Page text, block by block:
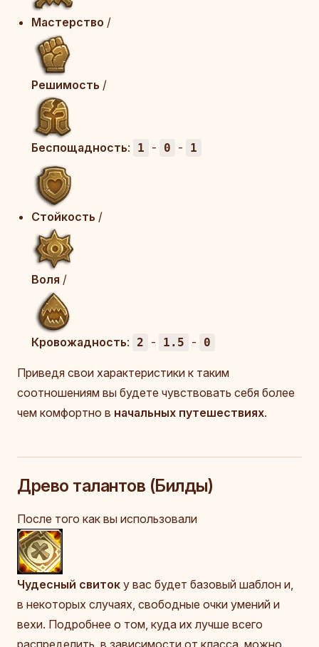
Мастерство /
Решимость /
Беспощадность: 1 - 0 - 1
Стойкость /
Воля /
Кровожадность: 2 - 1.5 - 0
Приведя свои характеристики к таким
соотношениям вы будете чувствовать себя более
чем комфортно в начальных путешествиях.
Древо талантов (Билды)
После того как вы использовали
Чудесный свиток у вас будет базовый шаблон и,
в некоторых случаях, свободные очки умений и
вехи. Подробнее о том, куда их лучше всего
распределить, в зависимости от класса, можно